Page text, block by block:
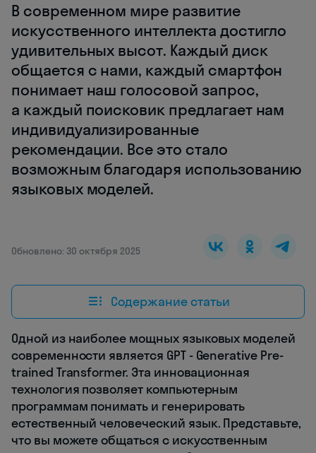
В современном мире развитие
искусственного интеллекта достигло
удивительных высот. Каждый диск
общается с нами, каждый смартфон
понимает наш голосовой запрос,
а каждый поисковик предлагает нам
индивидуализированные
рекомендации. Все это стало
возможным благодаря использованию
языковых моделей.
Обновлено: 30 октября 2025
Содержание статьи
Одной из наиболее мощных языковых моделей
современности является GPT - Generative Pre-
trained Transformer. Эта инновационная
технология позволяет компьютерным
программам понимать и генерировать
естественный человеческий язык. Представьте,
что вы можете общаться с искусственным